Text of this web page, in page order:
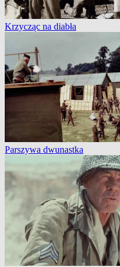
Krzycząc na diabła
Parszywa dwunastka